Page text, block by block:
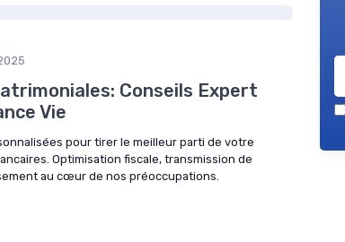
Conseils Expert
Vie
pour tirer le meilleur parti de votre
Optimisation fiscale, transmission de
au cœur de nos préoccupations.